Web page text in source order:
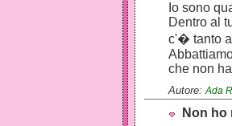
Io sono
Dentro al
c'� tanto
che non
Autore:Ada
Non